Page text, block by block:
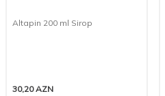
Altapin 200 ml Sirop
30,20AZN